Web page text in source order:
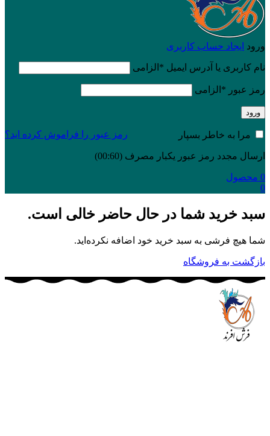
ورود ایجاد حساب کاربری
نام کاربری یا آدرس ایمیل * الزامی
رمز عبور * الزامی
ورود
رمز عبور را فراموش کرده اید؟ مرا به خاطر بسپار
ارسال مجدد رمز عبور یکبار مصرف (00:
60
)
0 محصول
0
سبد خرید شما در حال حاضر خالی است.
شما هیچ فرشی به سبد خرید خود اضافه نکرده‌اید.
بازگشت به فروشگاه